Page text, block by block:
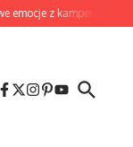
z kampera i co